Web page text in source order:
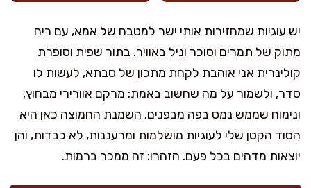
יש עוגיות שמחזירות אותי ישר למטבח של אמא, עם ריח
מתוק של תמרים וסוכר וניל באוויר. בתור שפית וסופרת
קולינרית אני אוהבת לקחת מתכון של סבתא, לעשות לו
סדר, ולשמור על מה שחשוב באמת: מרקם אוורירי מבחוץ,
ונימוח שממש נמס בפה מבפנים. השמנת החמוצה כאן היא
הסוד הקטן שלי לעוגיות מושלמות ומרעננות, לא כבדות, והן
יוצאות מדהים בכל פעם. הזהרו: זה ממכר ברמות.